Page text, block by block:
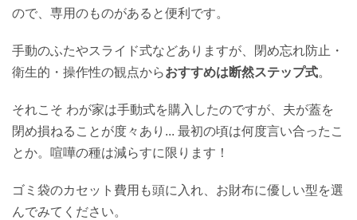
ので、専用のものがあると便利です。
手動のふたやスライド式などありますが、閉め忘れ防止・
衛生的・操作性の観点からおすすめは断然ステップ式。
それこそ わが家は手動式を購入したのですが、夫が蓋を
閉め損ねることが度々あり... 最初の頃は何度言い合ったこ
とか。喧嘩の種は減らすに限ります！
ゴミ袋のカセット費用も頭に入れ、お財布に優しい型を選
んでみてください。